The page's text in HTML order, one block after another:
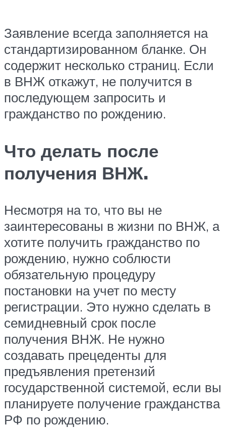
Заявление всегда заполняется на
стандартизированном бланке. Он
содержит несколько страниц. Если
в ВНЖ откажут, не получится в
последующем запросить и
гражданство по рождению.
Что делать после
получения ВНЖ.
Несмотря на то, что вы не
заинтересованы в жизни по ВНЖ, а
хотите получить гражданство по
рождению, нужно соблюсти
обязательную процедуру
постановки на учет по месту
регистрации. Это нужно сделать в
семидневный срок после
получения ВНЖ. Не нужно
создавать прецеденты для
предъявления претензий
государственной системой, если вы
планируете получение гражданства
РФ по рождению.